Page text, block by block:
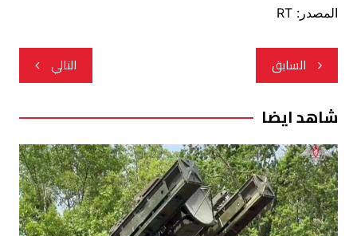
المصدر: RT
تصفّح
المقالات
السابق التالي
شاهد ايضا